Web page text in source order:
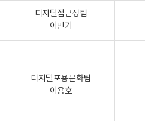
디지털접근성팀
이민기
디지털포용문화팀
이용호